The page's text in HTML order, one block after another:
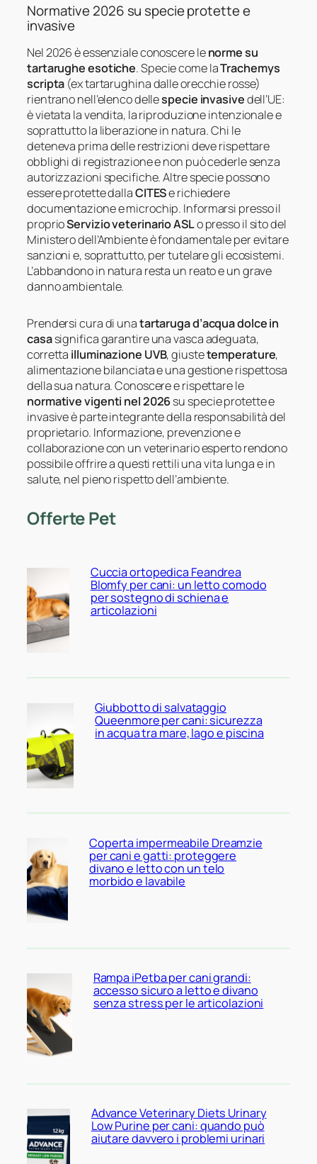
Normative 2026 su specie protette e
invasive
Nel 2026 è essenziale conoscere lenorme su
tartarughe esotiche. Specie come laTrachemys
scripta (ex tartarughina dalle orecchie rosse)
rientrano nell’elenco dellespecie invasivedell’UE:
è vietata la vendita, la riproduzione intenzionale e
soprattutto la liberazione in natura. Chi le
deteneva prima delle restrizioni deve rispettare
obblighi di registrazione e non può cederle senza
autorizzazioni specifiche. Altre specie possono
essere protette dallaCITESe richiedere
documentazione e microchip. Informarsi presso il
proprioServizio veterinario ASLo presso il sito del
Ministero dell’Ambiente è fondamentale per evitare
sanzioni e, soprattutto, per tutelare gli ecosistemi.
L’abbandono in natura resta un reato e un grave
danno ambientale.
Prendersi cura di unatartaruga d’acqua dolce in
casasignifica garantire una vasca adeguata,
corretta illuminazione UVB, giustetemperature,
alimentazione bilanciata e una gestione rispettosa
della sua natura. Conoscere e rispettare le
normative vigenti nel 2026su specie protette e
invasive è parte integrante della responsabilità del
proprietario. Informazione, prevenzione e
collaborazione con un veterinario esperto rendono
possibile offrire a questi rettili una vita lunga e in
salute, nel pieno rispetto dell’ambiente.
Offerte Pet
Cuccia ortopedica Feandrea
Blomfy per cani: un letto comodo
per sostegno di schiena e
articolazioni
Giubbotto di salvataggio
Queenmore per cani: sicurezza
in acqua tra mare, lago e piscina
Coperta impermeabile Dreamzie
per cani e gatti: proteggere
divano e letto con un telo
morbido e lavabile
Rampa iPetba per cani grandi:
accesso sicuro a letto e divano
senza stress per le articolazioni
Advance Veterinary Diets Urinary
Low Purine per cani: quando può
aiutare davvero i problemi urinari